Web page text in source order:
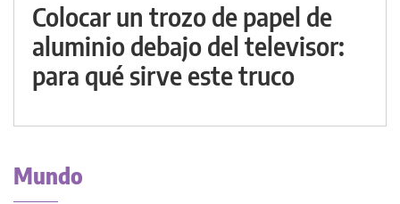
Colocar un trozo de papel de
aluminio debajo del televisor:
para qué sirve este truco
Mundo